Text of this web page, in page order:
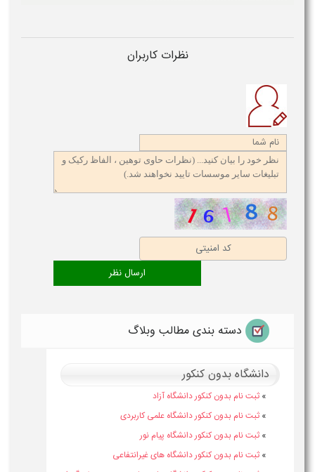
نظرات کاربران
دسته بندی مطالب وبلاگ
دانشگاه بدون کنکور
» ثبت نام بدون کنکور دانشگاه آزاد
» ثبت نام بدون کنکور دانشگاه علمی کاربردی
» ثبت نام بدون کنکور دانشگاه پیام نور
» ثبت نام بدون کنکور دانشگاه های غیرانتفاعی